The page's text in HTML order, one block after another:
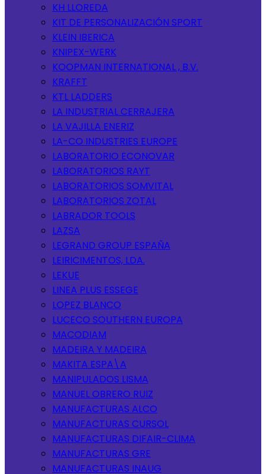
KH LLOREDA
KIT DE PERSONALIZACIÓN SPORT
KLEIN IBERICA
KNIPEX-WERK
KOOPMAN INTERNATIONAL , B.V.
KRAFFT
KTL LADDERS
LA INDUSTRIAL CERRAJERA
LA VAJILLA ENERIZ
LA-CO INDUSTRIES EUROPE
LABORATORIO ECONOVAR
LABORATORIOS RAYT
LABORATORIOS SOMVITAL
LABORATORIOS ZOTAL
LABRADOR TOOLS
LAZSA
LEGRAND GROUP ESPAÑA
LEIRICIMENTOS, LDA.
LEKUE
LINEA PLUS ESSEGE
LOPEZ BLANCO
LUCECO SOUTHERN EUROPA
MACODIAM
MADEIRA Y MADEIRA
MAKITA ESPA\A
MANIPULADOS LISMA
MANUEL OBRERO RUIZ
MANUFACTURAS ALCO
MANUFACTURAS CURSOL
MANUFACTURAS DIFAIR-CLIMA
MANUFACTURAS GRE
MANUFACTURAS INAUG